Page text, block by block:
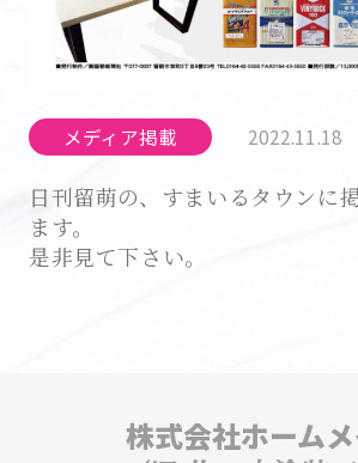
メディア掲載 2022.11.18
日刊留萌の、すまいるタウンに
ます。
是非見て下さい。
株式会社ホーム